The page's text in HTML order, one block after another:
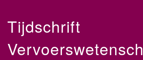
Tijdschrift